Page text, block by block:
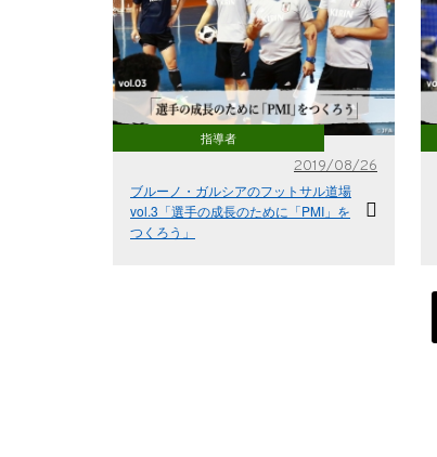
指導者
2019/08/26
ブルーノ・ガルシアのフットサル道場
vol.3「選手の成長のために「PMI」を
つくろう」